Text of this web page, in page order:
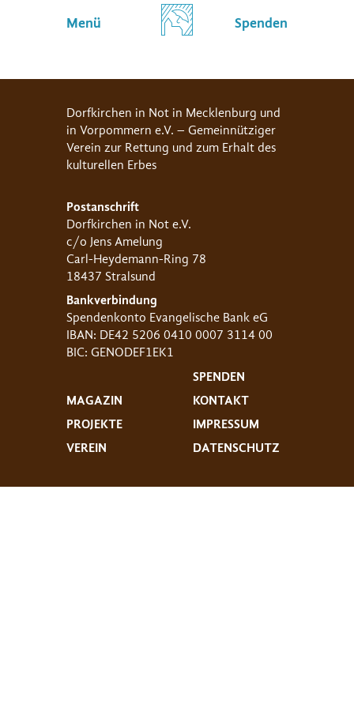
Menü Spenden
Dorfkirchen in Not in Mecklenburg und
in Vorpommern e.V. – Gemeinnütziger
Verein zur Rettung und zum Erhalt des
kulturellen Erbes
Postanschrift
Dorfkirchen in Not e.V.
c/o Jens Amelung
Carl-Heydemann-Ring 78
18437 Stralsund
Bankverbindung
Spendenkonto Evangelische Bank eG
IBAN: DE42 5206 0410 0007 3114 00
BIC: GENODEF1EK1
MAGAZIN
PROJEKTE
VEREIN
SPENDEN
KONTAKT
IMPRESSUM
DATENSCHUTZ